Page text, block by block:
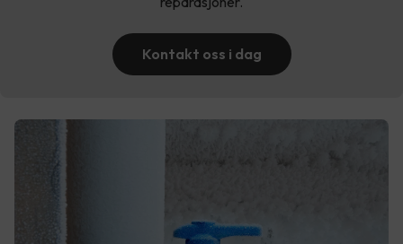
Kontakt oss i dag